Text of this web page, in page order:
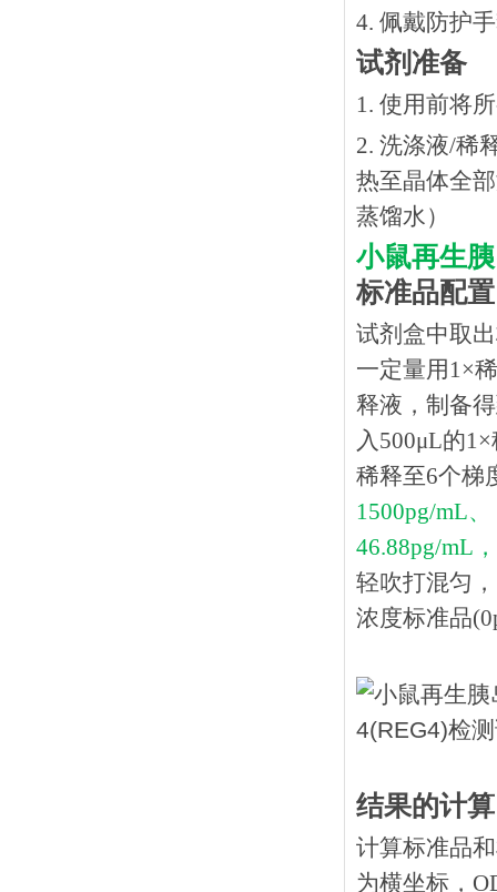
4. 佩戴防护
试剂准备
1. 使用前将
2. 洗涤液/稀
热⾄晶体全
蒸馏水）
小鼠再生
标准品配置
试剂盒中取
一定量用1×
释液，制备
入500μL的
稀释至6个梯
1500pg/mL
46.88pg/mL，
轻吹打混匀
浓度标准品
结果的计算
计算标准品
为横坐标，